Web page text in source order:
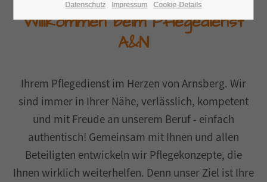
Willkommen beim Pflegedienst
A&N
Ihrem Pflegedienst im Herzen von Arnsberg. Wir
sind immer in Ihrer Nähe, verlässlich, kompetent
und mit Freude an unserem Beruf - einfach
authentisch! Gemeinsam mit Ihnen und allen
Beteiligten entwickeln wir Pflegekonzepte, die
Ihnen wirklich weiterhelfen. Denn unser Ziel ist Ihre
Datenschutz Impressum Cookie-Details